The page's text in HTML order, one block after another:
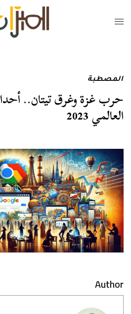
المصطبة
حرب غزة وغرق تيتان..
العالمي 2023
Author